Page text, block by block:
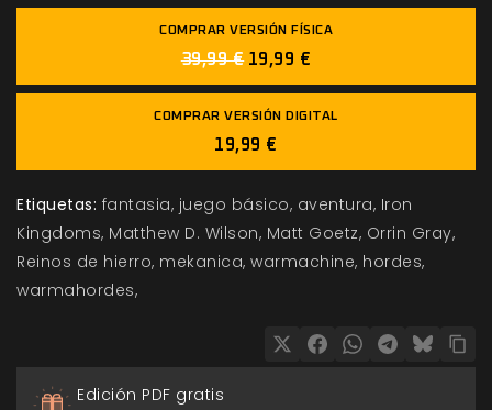
COMPRAR VERSIÓN FÍSICA
39,99 € 19,99 €
COMPRAR VERSIÓN DIGITAL
19,99 €
Etiquetas: fantasia juego básico aventura Iron
Kingdoms Matthew D. Wilson Matt Goetz Orrin Gray
Reinos de hierro mekanica warmachine hordes
warmahordes
Edición PDF gratis